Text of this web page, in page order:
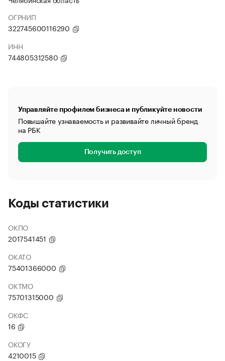
ОГРНИП
322745600116290
ИНН
744805312580
Управляйте профилем бизнеса и публикуйте новости
Повышайте узнаваемость и развивайте личный бренд
на РБК
Получить доступ
Коды статистики
ОКПО
2017541451
ОКАТО
75401366000
ОКТМО
75701315000
ОКФС
16
ОКОГУ
4210015